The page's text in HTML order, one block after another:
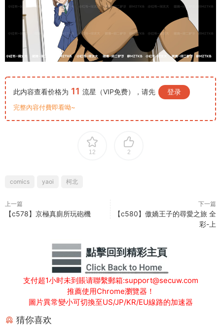
此内容查看价格为 11 流星（VIP免费），请先 登录
完整內容付費即看呦~
12 2
comics yaoi 柯北
上一篇
【c578】京極真廁所玩砲機
下一篇
【c580】傲嬌王子的尋愛之旅 全
彩-上
支付超1小时未到賬请聯繫郵箱:support@secuw.com
推薦使用Chrome瀏覽器！
圖片異常變小可切換至US/JP/KR/EU線路的加速器
猜你喜欢